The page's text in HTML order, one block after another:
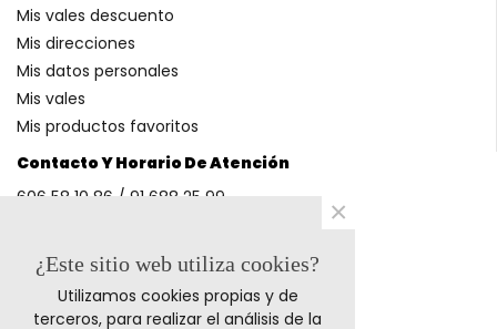
Contacto Y Horario De Atención
606 58 10 86 / 91 688 25 99
Métodos De Pago
Mis vales descuento
Mis direcciones
Mis datos personales
Mis vales
Mis productos favoritos
¿Este sitio web utiliza cookies?
Utilizamos cookies propias y de
terceros, para realizar el análisis de la
×